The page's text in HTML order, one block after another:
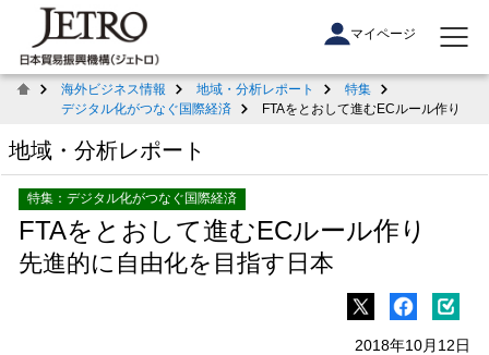
マイページ
海外ビジネス情報 地域・分析レポート
特集
デジタル化がつなぐ国際経済
FTAをとおして進むECルール作り
地域・分析レポート
特集：デジタル化がつなぐ国際経済
FTAをとおして進むECルール作り
先進的に自由化を目指す日本
2018年10月12日